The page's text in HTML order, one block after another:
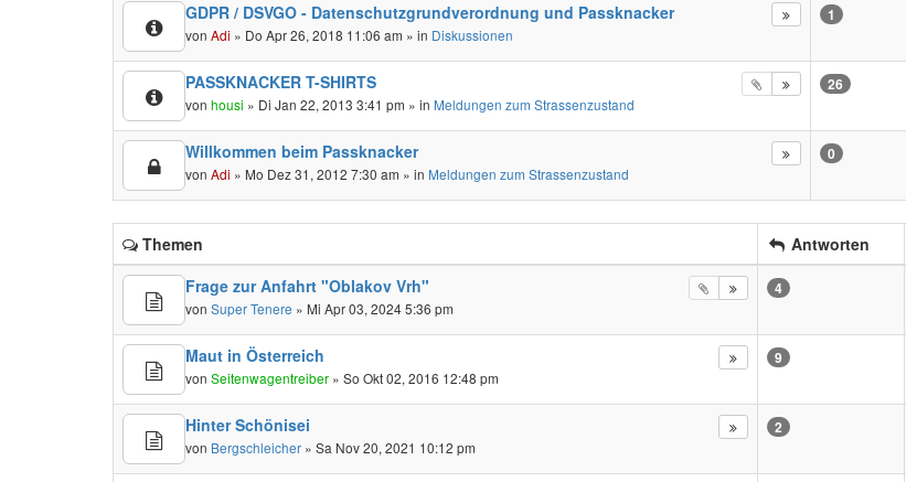
GDPR / DSVGO - Datenschutzgrundverordnung und Passknacker
vonAdi » Do Apr 26, 2018 11:06 am » in Diskussionen
1
PASSKNACKER T-SHIRTS
vonhousi » Di Jan 22, 2013 3:41 pm » in Meldungen zum Strassenzustand
26
Willkommen beim Passknacker
vonAdi » Mo Dez 31, 2012 7:30 am » in Meldungen zum Strassenzustand
0
Themen Antworten
Frage zur Anfahrt "Oblakov Vrh"
vonSuper Tenere » Mi Apr 03, 2024 5:36 pm
4
Maut in Österreich
vonSeitenwagentreiber » So Okt 02, 2016 12:48 pm
9
Hinter Schönisei
von Bergschleicher » Sa Nov 20, 2021 10:12 pm
2